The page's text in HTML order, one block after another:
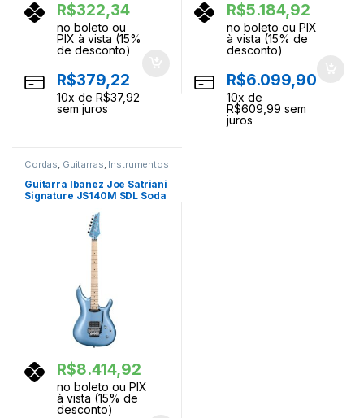
R$322,34
no boleto ou
PIX à vista (15%
de desconto)
R$379,22
10x de R$37,92
sem juros
R$5.184,92
no boleto ou PIX
à vista (15% de
desconto)
R$6.099,90
10x de
R$609,99 sem
juros
Cordas, Guitarras, Instrumentos
Musicais
Guitarra Ibanez Joe Satriani
Signature JS140M SDL Soda
R$8.414,92
no boleto ou PIX
à vista (15% de
desconto)